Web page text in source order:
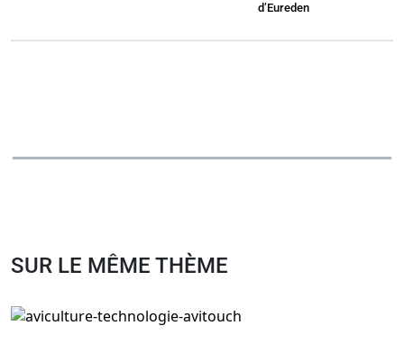
d’Eureden
SUR LE MÊME THÈME